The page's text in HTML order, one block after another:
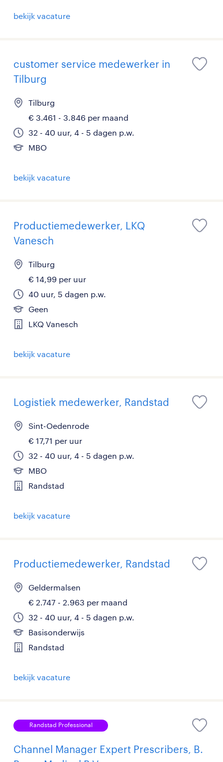
bekijk vacature
customer service medewerker in
Tilburg
Tilburg
€ 3.461 - 3.846 per maand
32 - 40 uur, 4 - 5 dagen p.w.
MBO
bekijk vacature
Productiemedewerker, LKQ
Vanesch
Tilburg
€ 14,99 per uur
40 uur, 5 dagen p.w.
Geen
LKQ Vanesch
bekijk vacature
Logistiek medewerker, Randstad
Sint-Oedenrode
€ 17,71 per uur
32 - 40 uur, 4 - 5 dagen p.w.
MBO
Randstad
bekijk vacature
Productiemedewerker, Randstad
Geldermalsen
€ 2.747 - 2.963 per maand
32 - 40 uur, 4 - 5 dagen p.w.
Basisonderwijs
Randstad
bekijk vacature
Randstad Professional
Channel Manager Expert Prescribers, B.